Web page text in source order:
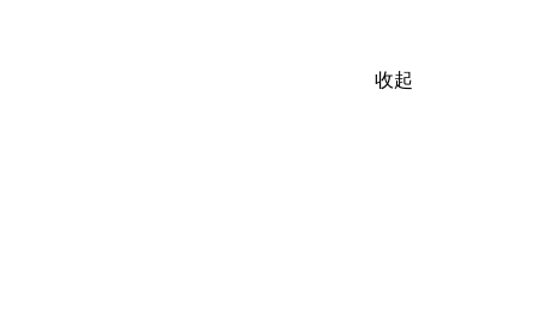
收起